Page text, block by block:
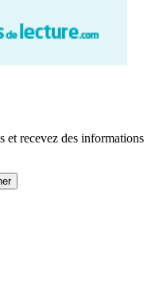
et recevez des informations